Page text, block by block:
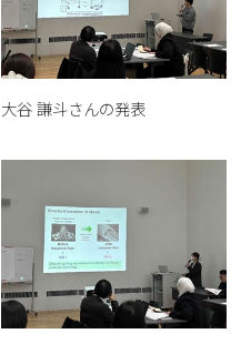
大谷 謙斗さんの発表